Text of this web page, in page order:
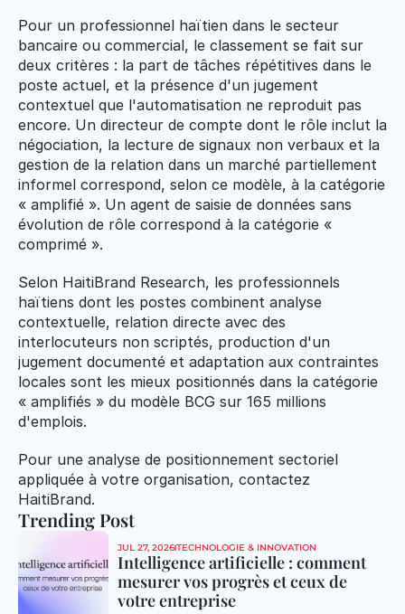
Pour un professionnel haïtien dans le secteur
bancaire ou commercial, le classement se fait sur
deux critères : la part de tâches répétitives dans le
poste actuel, et la présence d'un jugement
contextuel que l'automatisation ne reproduit pas
encore. Un directeur de compte dont le rôle inclut la
négociation, la lecture de signaux non verbaux et la
gestion de la relation dans un marché partiellement
informel correspond, selon ce modèle, à la catégorie
« amplifié ». Un agent de saisie de données sans
évolution de rôle correspond à la catégorie «
comprimé ».
Selon HaitiBrand Research, les professionnels
haïtiens dont les postes combinent analyse
contextuelle, relation directe avec des
interlocuteurs non scriptés, production d'un
jugement documenté et adaptation aux contraintes
locales sont les mieux positionnés dans la catégorie
« amplifiés » du modèle BCG sur 165 millions
d'emplois.
Pour une analyse de positionnement sectoriel
appliquée à votre organisation, contactez
HaitiBrand.
Trending Post
JUL 27, 2026TECHNOLOGIE & INNOVATION
Intelligence artificielle : comment
mesurer vos progrès et ceux de
votre entreprise